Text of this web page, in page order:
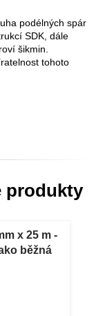
podélných spár
SDK, dále
šikmin.
tohoto
produkty
x 25 m -
běžná